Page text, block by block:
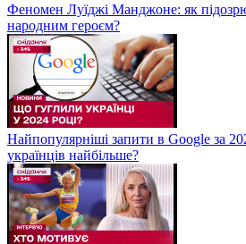
Феномен Луїджі Манджоне: як
народним героєм?
Найпопулярніші запити в Google за
українців найбільше?